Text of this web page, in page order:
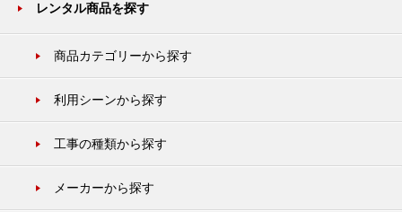
レンタル商品を探す
商品カテゴリーから探す
利用シーンから探す
工事の種類から探す
メーカーから探す